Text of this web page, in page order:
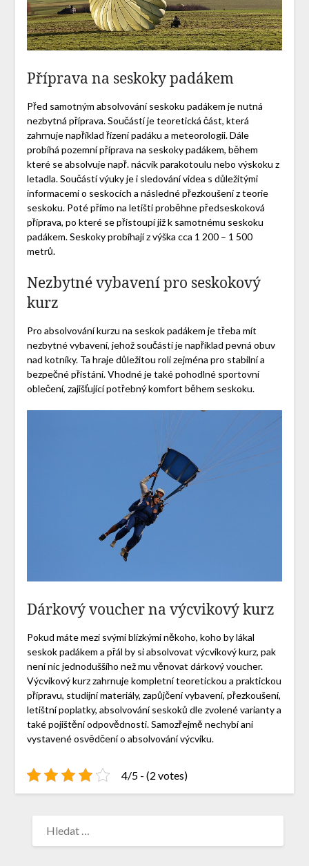
Příprava na seskoky padákem
Před samotným absolvování seskoku padákem je nutná
nezbytná příprava. Součástí je teoretická část, která
zahrnuje například řízení padáku a meteorologii. Dále
probíhá pozemní příprava na seskoky padákem, během
které se absolvuje např. nácvik parakotoulu nebo výskoku z
letadla. Součástí výuky je i sledování videa s důležitými
informacemi o seskocích a následné přezkoušení z teorie
seskoku. Poté přímo na letišti proběhne předseskoková
příprava, po které se přistoupí již k samotnému seskoku
padákem. Seskoky probíhají z výška cca 1 200 – 1 500
metrů.
Nezbytné vybavení pro seskokový
kurz
Pro absolvování kurzu na seskok padákem je třeba mít
nezbytné vybavení, jehož součástí je například pevná obuv
nad kotníky. Ta hraje důležitou roli zejména pro stabilní a
bezpečné přistání. Vhodné je také pohodlné sportovní
oblečení, zajišťující potřebný komfort během seskoku.
Dárkový voucher na výcvikový kurz
Pokud máte mezi svými blízkými někoho, koho by lákal
seskok padákem a přál by si absolvovat výcvikový kurz, pak
není nic jednoduššího než mu věnovat dárkový voucher.
Výcvikový kurz zahrnuje kompletní teoretickou a praktickou
přípravu, studijní materiály, zapůjčení vybavení, přezkoušení,
letištní poplatky, absolvování seskoků dle zvolené varianty a
také pojištění odpovědnosti. Samozřejmě nechybí ani
vystavené osvědčení o absolvování výcviku.
4/5 - (2 votes)